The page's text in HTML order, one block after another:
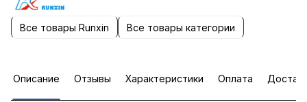
Все товары Runxin Все товары категории
Описание Отзывы Характеристики Оплата